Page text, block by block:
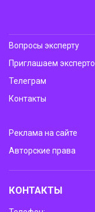
Вопросы эксперту
Приглашаем
Телеграм
Контакты
Реклама на сайте
Авторские права
КОНТАКТЫ